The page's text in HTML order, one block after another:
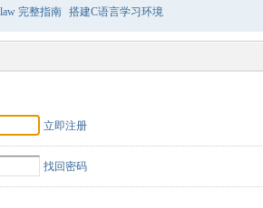
完整指南 搭建C语言学习环境
立即注册
找回密码